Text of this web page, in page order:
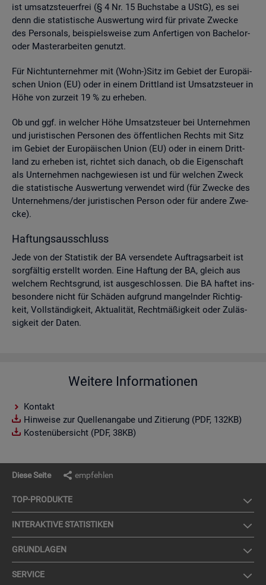
ist um­satz­steu­er­frei (§ 4 Nr. 15 Buch­sta­be a UStG), es sei
denn die sta­tis­ti­sche Aus­wer­tung wird für pri­va­te Zwe­cke
des Per­so­nals, bei­spiels­wei­se zum An­fer­ti­gen von Ba­che­lor-
oder Mas­ter­ar­bei­ten ge­nutzt.
Für Nicht­un­ter­neh­mer mit (Wohn-)Sitz im Ge­biet der Eu­ro­päi­
schen Union (EU) oder in einem Dritt­land ist Um­satz­steu­er in
Höhe von zur­zeit 19 % zu er­he­ben.
Ob und ggf. in wel­cher Höhe Um­satz­steu­er bei Un­ter­neh­men
und ju­ris­ti­schen Per­so­nen des öf­fent­li­chen Rechts mit Sitz
im Ge­biet der Eu­ro­päi­schen Union (EU) oder in einem Dritt­
land zu er­he­ben ist, rich­tet sich da­nach, ob die Ei­gen­schaft
als Un­ter­neh­men nach­ge­wie­sen ist und für wel­chen Zweck
die sta­tis­ti­sche Aus­wer­tung ver­wen­det wird (für Zwe­cke des
Un­ter­neh­mens/der ju­ris­ti­schen Per­son oder für an­de­re Zwe­
cke).
Haf­tungs­aus­schluss
Jede von der Sta­tis­tik der BA ver­sen­de­te Auf­trags­ar­beit ist
sorg­fäl­tig er­stellt wor­den. Eine Haf­tung der BA, gleich aus
wel­chem Rechts­grund, ist aus­ge­schlos­sen. Die BA haf­tet ins­
be­son­de­re nicht für Schä­den auf­grund man­geln­der Rich­tig­
keit, Voll­stän­dig­keit, Ak­tua­li­tät, Recht­mä­ßig­keit oder Zu­läs­
sig­keit der Daten.
Weitere Informationen
Kontakt
Hinweise zur Quellenangabe und Zitierung (PDF, 132KB)
Kostenübersicht (PDF, 38KB)
Diese Seite empfehlen
TOP-PRO­DUK­TE
IN­TER­AK­TI­VE STA­TIS­TI­KEN
GRUND­LA­GEN
SER­VICE